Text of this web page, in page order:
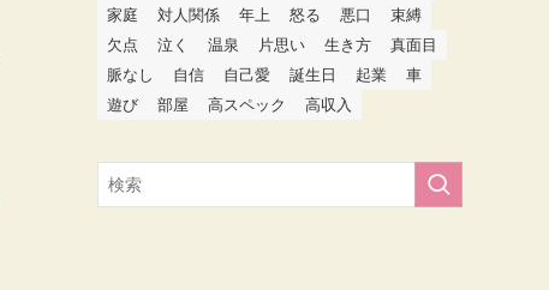
家庭
対人関係 年上 怒る 悪口
束縛
欠点
泣く 温泉 片思い 生き方
真面目
脈なし
自信 自己愛 誕生日 起業
車
遊び
部屋 高スペック 高収入